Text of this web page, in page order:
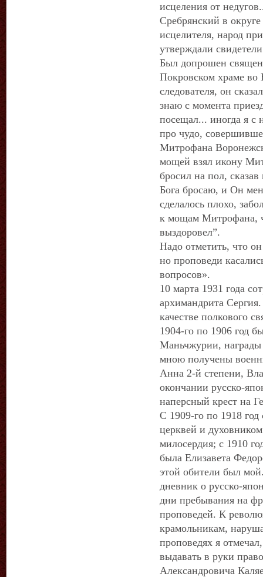
исцеления от
Сребрянский в округе
исцелителя, народ
утверждали
Был допрошен
Покровском храме во
следователя, он
знаю с момента
посещал... иногда я с
про чудо,
Митрофана
мощей взял икону
бросил на пол,
Бога бросаю, и Он
сделалось плохо,
к мощам Митрофана,
выздоровел”.
Надо отметить, что
но проповеди
вопросов».
10 марта 1931 года
архимандрита
качестве полкового
1904-го по 1906 год
Маньчжурии, награды
мною получены
Анна 2-й степени,
окончании русско-
наперсный крест на
С 1909-го по 1918
церквей и
милосердия; с 1910
была Елизавета
этой обители был
дневник о русско-
дни пребывания на
проповедей. К
крамольникам,
проповедях я
выдавать в руки
Александровича